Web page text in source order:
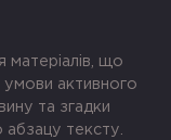
матеріалів, що
умови активного
та згадки
тексту.